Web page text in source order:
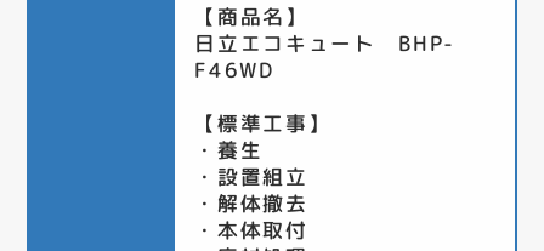
【商品名】
日立エコキュート BHP-
F46WD
【標準工事】
・養生
・設置組立
・解体撤去
・本体取付